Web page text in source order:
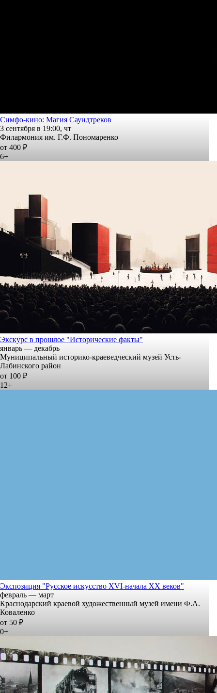
Симфо-кино: Магия Саундтреков
3 сентября в 19:00, чт
Филармония им. Г.Ф. Пономаренко
от 400 ₽
6+
Экскурс в прошлое "Исторические факты"
январь — декабрь
Муниципальный историко-краеведческий музей Усть-
Лабинского район
от 100 ₽
12+
Экспозиция "Русское искусство XVI-начала XX веков"
февраль — март
Краснодарский краевой художественный музей имени Ф.А.
Коваленко
от 50 ₽
0+